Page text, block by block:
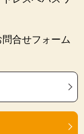
合せフォーム